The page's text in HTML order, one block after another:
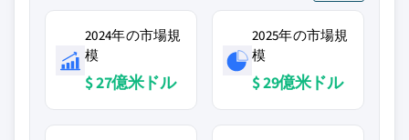
2024年の市場規
模
$ 27億米ドル
2025年の市場規
模
$ 29億米ドル